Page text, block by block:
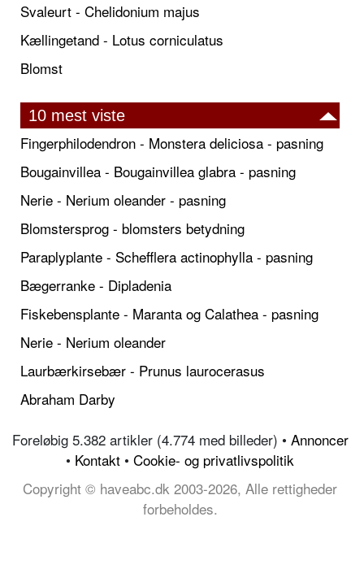
Svaleurt - Chelidonium majus
Kællingetand - Lotus corniculatus
Blomst
10 mest viste
Fingerphilodendron - Monstera deliciosa - pasning
Bougainvillea - Bougainvillea glabra - pasning
Nerie - Nerium oleander - pasning
Blomstersprog - blomsters betydning
Paraplyplante - Schefflera actinophylla - pasning
Bægerranke - Dipladenia
Fiskebensplante - Maranta og Calathea - pasning
Nerie - Nerium oleander
Laurbærkirsebær - Prunus laurocerasus
Abraham Darby
Foreløbig 5.382 artikler (4.774 med billeder) • Annoncer
• Kontakt • Cookie- og privatlivspolitik
Copyright © haveabc.dk 2003-2026, Alle rettigheder
forbeholdes.